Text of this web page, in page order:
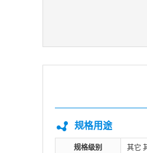
规格用途
规格级别 其它